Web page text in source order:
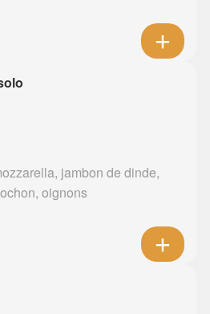
jambon de dinde,
oignons